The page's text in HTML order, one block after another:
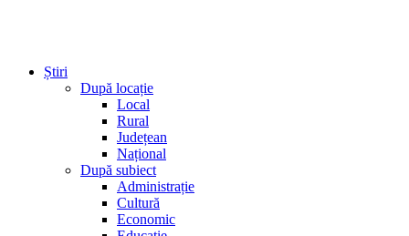
Știri
După locație
Local
Rural
Județean
Național
După subiect
Administrație
Cultură
Economic